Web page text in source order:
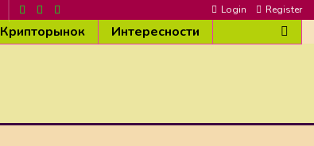
Login Register
Крипторынок Интересности